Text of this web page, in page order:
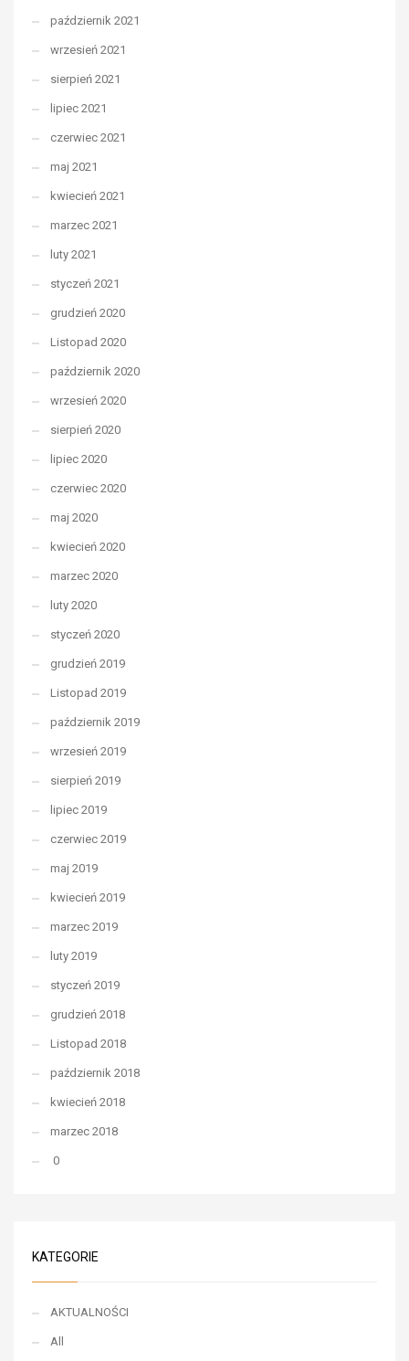
październik 2021
wrzesień 2021
sierpień 2021
lipiec 2021
czerwiec 2021
maj 2021
kwiecień 2021
marzec 2021
luty 2021
styczeń 2021
grudzień 2020
Listopad 2020
październik 2020
wrzesień 2020
sierpień 2020
lipiec 2020
czerwiec 2020
maj 2020
kwiecień 2020
marzec 2020
luty 2020
styczeń 2020
grudzień 2019
Listopad 2019
październik 2019
wrzesień 2019
sierpień 2019
lipiec 2019
czerwiec 2019
maj 2019
kwiecień 2019
marzec 2019
luty 2019
styczeń 2019
grudzień 2018
Listopad 2018
październik 2018
kwiecień 2018
marzec 2018
0
KATEGORIE
AKTUALNOŚCI
All